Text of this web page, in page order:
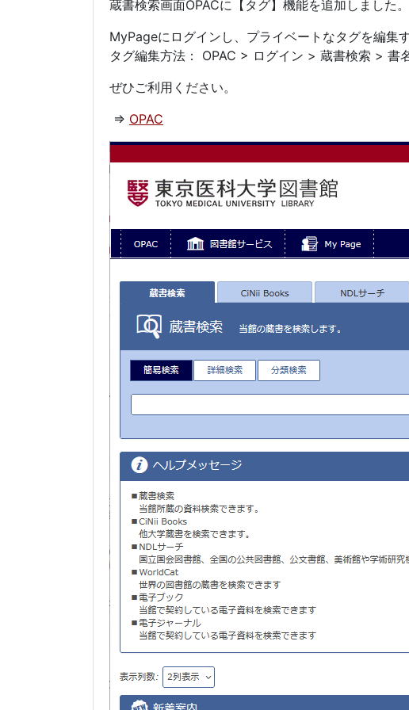
蔵書検索画面OPACに【タグ】機能を追加しました。
MyPageにログインし、プライベートなタグを編集
タグ編集方法： OPAC > ログイン > 蔵書検索 > 書
ぜひご利用ください。
⇒ OPAC